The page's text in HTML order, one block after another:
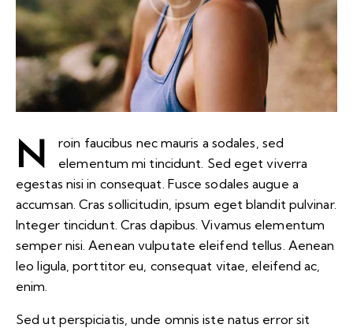
N
roin faucibus nec mauris a sodales, sed
elementum mi tincidunt. Sed eget viverra
egestas nisi in consequat. Fusce sodales augue a
accumsan. Cras sollicitudin, ipsum eget blandit pulvinar.
Integer tincidunt. Cras dapibus. Vivamus elementum
semper nisi. Aenean vulputate eleifend tellus. Aenean
leo ligula, porttitor eu, consequat vitae, eleifend ac,
enim.
Sed ut perspiciatis, unde omnis iste natus error sit